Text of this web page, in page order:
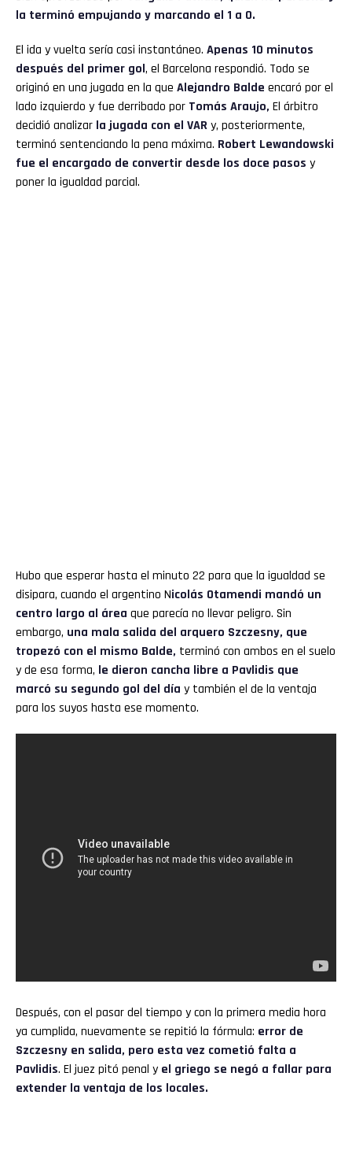
la terminó empujando y marcando el 1 a 0.
El ida y vuelta sería casi instantáneo. Apenas 10 minutos
después del primer gol, el Barcelona respondió. Todo se
originó en una jugada en la que Alejandro Balde encaró por el
lado izquierdo y fue derribado por Tomás Araujo, El árbitro
decidió analizar la jugada con el VARy, posteriormente,
terminó sentenciando la pena máxima. Robert Lewandowski
fue el encargado de convertir desde los doce pasos y
poner la igualdad parcial.
Hubo que esperar hasta el minuto 22 para que la igualdad se
disipara, cuando el argentino Nicolás Otamendi mandó un
centro largo al área que parecía no llevar peligro. Sin
embargo, una mala salida del arquero Szczesny, que
tropezó con el mismo Balde, terminó con ambos en el suelo
y de esa forma, le dieron cancha libre a Pavlidis que
marcó su segundo gol del día y también el de la ventaja
para los suyos hasta ese momento.
Después, con el pasar del tiempo y con la primera media hora
ya cumplida, nuevamente se repitió la fórmula: error de
Szczesny en salida, pero esta vez cometió falta a
Pavlidis. El juez pitó penal y el griego se negó a fallar para
extender la ventaja de los locales.